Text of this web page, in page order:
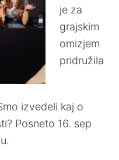
je za
grajskim
omizjem
pridružila
izvedeli kaj o
Posneto 16. sep